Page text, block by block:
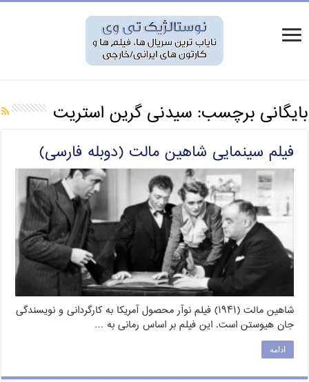
بایگانی برچسب:سیدنی گرین استریت
فیلم سینمایی شاهین مالت (دوبله فارسی)
شاهین مالت (۱۹۴۱) فیلم نوآر محصول آمریکا به کارگردانی و نویسندگی
جان هیوستن است. این فیلم بر اساس رمانی به …
ادامه